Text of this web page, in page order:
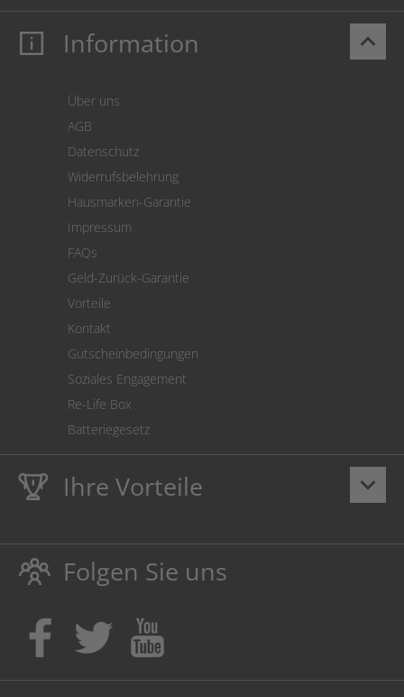
Mein Konto
Cookie Einstellungen
keyboard_arrow_up
Information
Über uns
AGB
Datenschutz
Widerrufsbelehrung
Hausmarken-Garantie
Impressum
FAQs
Geld-Zurück-Garantie
Vorteile
Kontakt
Gutscheinbedingungen
Soziales Engagement
Re-Life Box
Batteriegesetz
keyboard_arrow_down
Ihre Vorteile
LebenslangeHausmarke Garantieauf Toner und Tinte
schützt auch Ihren Drucker.
Umweltfreundlich dadurch Abfallvermeidung.
Kaufen Sie Tinte & Toner ruhig da, wo Ihre Kinder einen
Ausbildungsplatz bekommen!
Folgen Sie uns